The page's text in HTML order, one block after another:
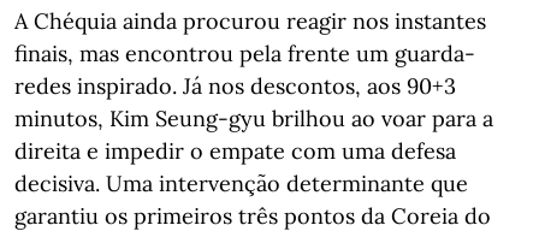
A Chéquia ainda procurou reagir nos instantes
finais, mas encontrou pela frente um guarda-
redes inspirado. Já nos descontos, aos 90+3
minutos, Kim Seung-gyu brilhou ao voar para a
direita e impedir o empate com uma defesa
decisiva. Uma intervenção determinante que
garantiu os primeiros três pontos da Coreia do